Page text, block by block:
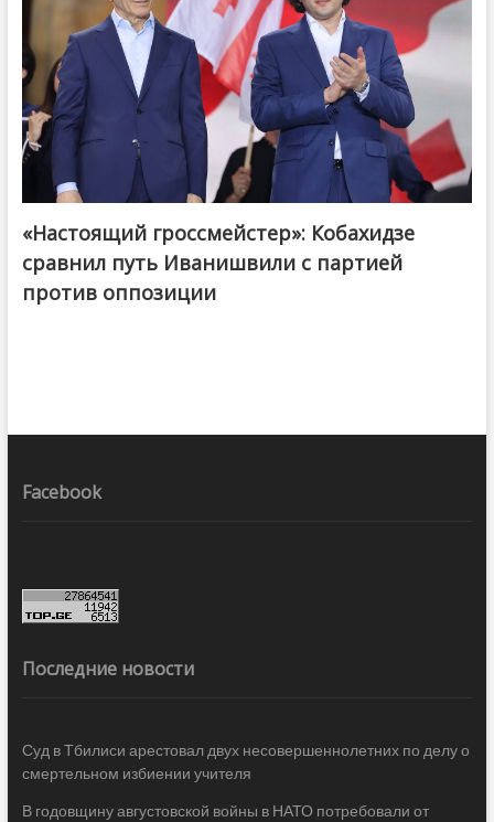
@ქართული ოცნება / Georgian Dream
«Настоящий гроссмейстер»: Кобахидзе
сравнил путь Иванишвили с партией
против оппозиции
Facebook
Последние новости
Суд в Тбилиси арестовал двух несовершеннолетних по делу о
смертельном избиении учителя
В годовщину августовской войны в НАТО потребовали от